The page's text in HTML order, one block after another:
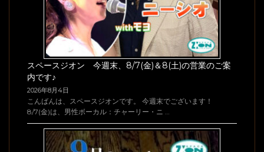
スペースジオン 今週末、8/7(金)＆8(土)の営業のご案
内です♪
2026年8月4日
こんばんは、スペースジオンです。 今週末でございます！
8/7(金)は、男性ボーカル：チャーリー・ニ …